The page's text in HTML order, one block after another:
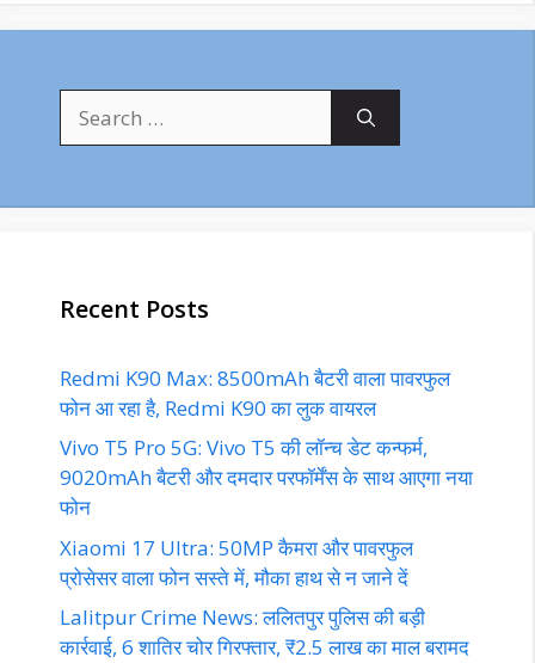
for:
Recent Posts
Redmi K90 Max: 8500mAh बैटरी वाला पावरफुल
फोन आ रहा है, Redmi K90 का लुक वायरल
Vivo T5 Pro 5G: Vivo T5 की लॉन्च डेट कन्फर्म,
9020mAh बैटरी और दमदार परफॉर्मेंस के साथ आएगा नया
फोन
Xiaomi 17 Ultra: 50MP कैमरा और पावरफुल
प्रोसेसर वाला फोन सस्ते में, मौका हाथ से न जाने दें
Lalitpur Crime News: ललितपुर पुलिस की बड़ी
कार्रवाई, 6 शातिर चोर गिरफ्तार, ₹2.5 लाख का माल बरामद